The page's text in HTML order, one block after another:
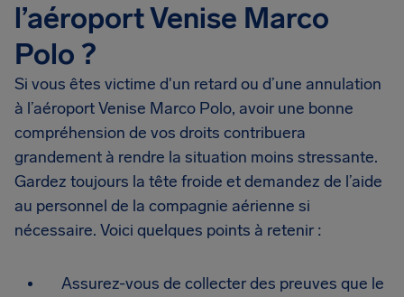
l’aéroport Venise Marco
Polo ?
Si vous êtes victime d'un retard ou d’une annulation
à l’aéroport Venise Marco Polo, avoir une bonne
compréhension de vos droits contribuera
grandement à rendre la situation moins stressante.
Gardez toujours la tête froide et demandez de l’aide
au personnel de la compagnie aérienne si
nécessaire. Voici quelques points à retenir :
Assurez-vous de collecter des preuves que le